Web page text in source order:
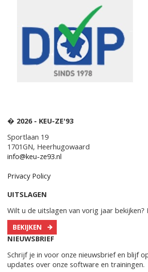
� 2026 - KEU-ZE'93
Sportlaan 19
1701GN, Heerhugowaard
info@keu-ze93.nl
Privacy Policy
UITSLAGEN
Wilt u de uitslagen van vorig jaar bekijken?
BEKIJKEN
NIEUWSBRIEF
Schrijf je in voor onze nieuwsbrief en blijf
updates over onze software en trainingen.